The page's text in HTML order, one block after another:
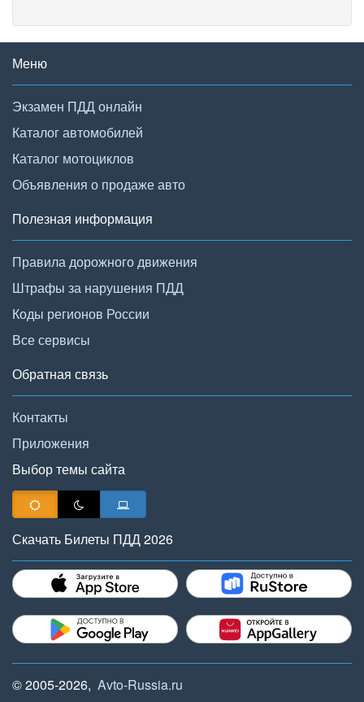
Меню
Экзамен ПДД онлайн
Каталог автомобилей
Каталог мотоциклов
Объявления о продаже авто
Полезная информация
Правила дорожного движения
Штрафы за нарушения ПДД
Коды регионов России
Все сервисы
Обратная связь
Контакты
Приложения
Выбор темы сайта
Скачать Билеты ПДД 2026
© 2005-2026, Avto-Russia.ru